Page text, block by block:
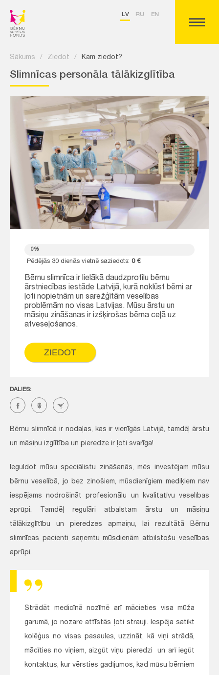
LV RU EN
Sākums / Ziedot / Kam ziedot?
Slimnīcas personāla tālākizglītība
0%
Pēdējās 30 dienās vietnē saziedots: 0 €
Bērnu slimnīca ir lielākā daudzprofilu bērnu
ārstniecības iestāde Latvijā, kurā noklūst bērni ar
ļoti nopietnām un sarežģītām veselības
problēmām no visas Latvijas. Mūsu ārstu un
māsiņu zināšanas ir izšķirošas bērna ceļā uz
atveseļošanos.
ZIEDOT
DALIES:
Bērnu slimnīcā ir nodaļas, kas ir vienīgās Latvijā, tamdēļ ārstu
un māsiņu izglītība un pieredze ir ļoti svarīga!
Ieguldot mūsu speciālistu zināšanās, mēs investējam mūsu
bērnu veselībā, jo bez zinošiem, mūsdienīgiem mediķiem nav
iespējams nodrošināt profesionālu un kvalitatīvu veselības
aprūpi. Tamdēļ regulāri atbalstam ārstu un māsiņu
tālākizglītību un pieredzes apmaiņu, lai rezultātā Bērnu
slimnīcas pacienti saņemtu mūsdienām atbilstošu veselības
aprūpi.
Strādāt medicīnā nozīmē arī mācieties visa mūža
garumā, jo nozare attīstās ļoti strauji. Iespēja satikt
kolēģus no visas pasaules, uzzināt, kā viņi strādā,
mācīties no viņiem, aizgūt viņu pieredzi un arī iegūt
kontaktus, kur vērsties gadījumos, kad mūsu bērniem